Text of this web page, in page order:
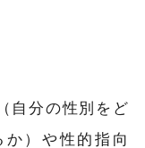
自分の性別をど
）や性的指向